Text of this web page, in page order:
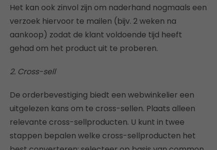
Het kan ook zinvol zijn om naderhand nogmaals een
verzoek hiervoor te mailen (bijv. 2 weken na
aankoop) zodat de klant voldoende tijd heeft
gehad om het product uit te proberen.
2. Cross-sell
De orderbevestiging biedt een webwinkelier een
uitgelezen kans om te cross-sellen. Plaats alleen
relevante cross-sellproducten. U kunt in twee
stappen bepalen welke cross-sellproducten het